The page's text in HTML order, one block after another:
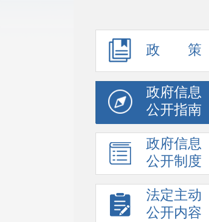
政 策
政府信息
公开指南
政府信息
公开制度
法定主动
公开内容